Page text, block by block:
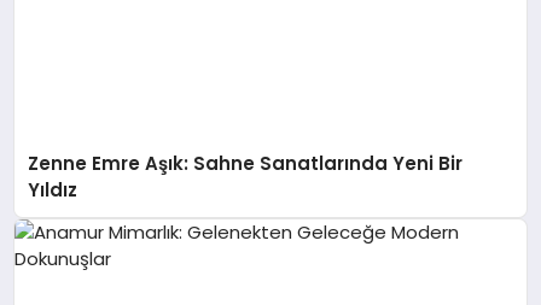
Zenne Emre Aşık: Sahne Sanatlarında Yeni Bir
Yıldız